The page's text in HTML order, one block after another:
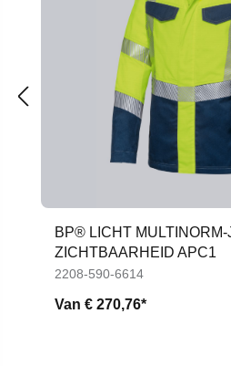
BP® LICHT
ZICHTBAARHEID APC1
2208-590-6614
Van € 270,76*